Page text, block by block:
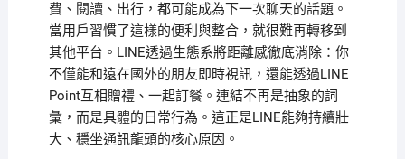
費、閱讀、出行，都可能成為下一次聊天的話題。
當用戶習慣了這樣的便利與整合，就很難再轉移到
其他平台。LINE透過生態系將距離感徹底消除：你
不僅能和遠在國外的朋友即時視訊，還能透過LINE
Point互相贈禮、一起訂餐。連結不再是抽象的詞
彙，而是具體的日常行為。這正是LINE能夠持續壯
大、穩坐通訊龍頭的核心原因。